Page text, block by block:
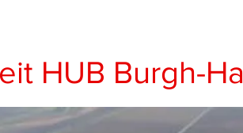
HUB Burgh-